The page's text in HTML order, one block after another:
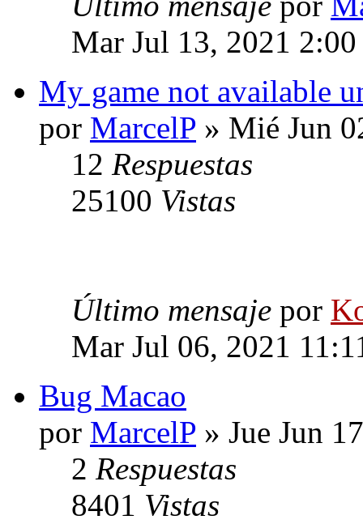
Mar Jul 13, 2021
My game not available
por MarcelP » Mié Jun
12 Respuestas
25100 Vistas
Último mensaje por
Mar Jul 06, 2021
Bug Macao
por MarcelP » Jue Jun
2 Respuestas
8401 Vistas